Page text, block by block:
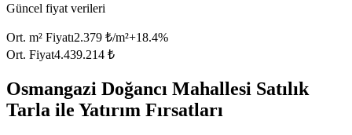
Güncel fiyat verileri
Ort. m² Fiyatı2.379 ₺/m²+18.4%
Ort. Fiyat4.439.214 ₺
Osmangazi Doğancı Mahallesi Satılık
Tarla ile Yatırım Fırsatları